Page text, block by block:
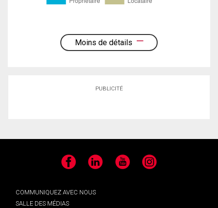
Moins de détails
PUBLICITÉ
Facebook LinkedIn YouTube Instagram
COMMUNIQUEZ AVEC NOUS
SALLE DES MÉDIAS